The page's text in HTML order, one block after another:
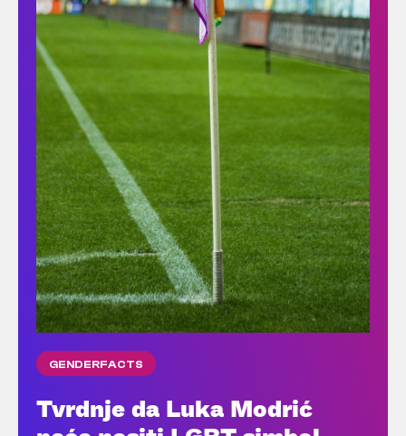
GENDERFACTS
Tvrdnje da Luka Modrić